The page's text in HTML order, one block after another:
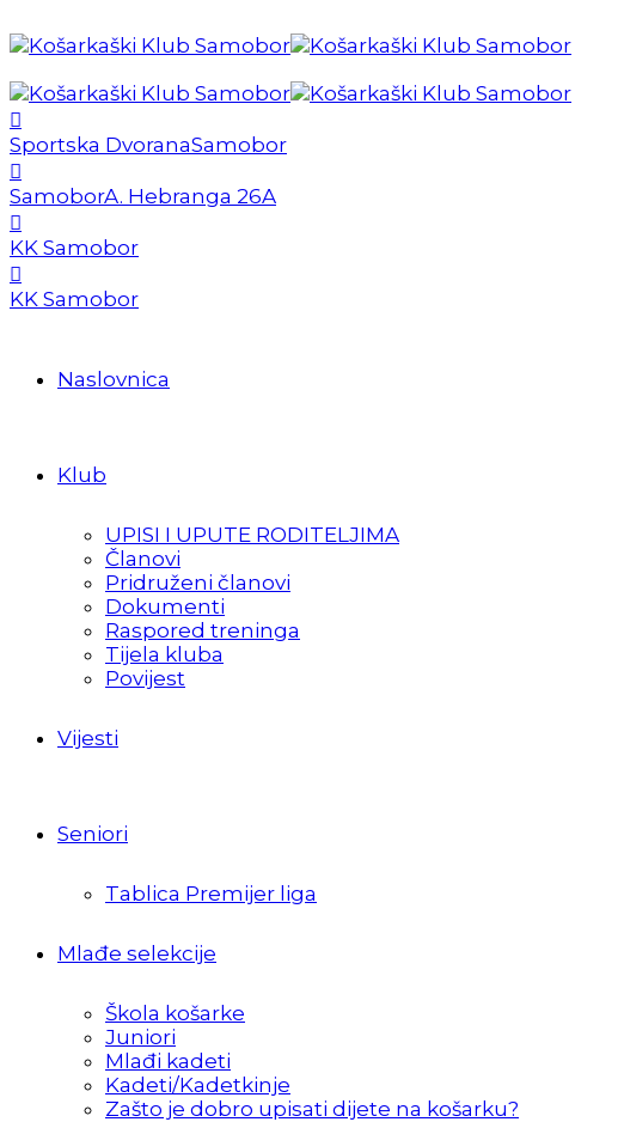
Sportska DvoranaSamobor
SamoborA. Hebranga 26A
KK Samobor
KK Samobor
Naslovnica
Klub
UPISI I UPUTE RODITELJIMA
Članovi
Pridruženi članovi
Dokumenti
Raspored treninga
Tijela kluba
Povijest
Vijesti
Seniori
Tablica Premijer liga
Mlađe selekcije
Škola košarke
Juniori
Mlađi kadeti
Kadeti/Kadetkinje
Zašto je dobro upisati dijete na košarku?